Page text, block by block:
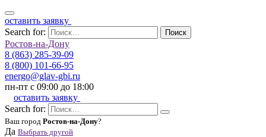
оставить заявку
Search for:
Поиск
Ростов-на-Дону
8 (863) 285-39-09
8 (800) 101-66-95
energo@glav-gbi.ru
пн-пт с 09:00 до 18:00
оставить заявку
Search for:
Ваш город Ростов-на-Дону?
Да Выбрать другой